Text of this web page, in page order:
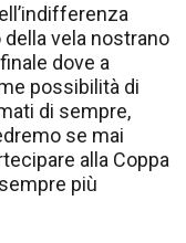
della vela nostrano
dove a
possibilità di
di sempre,
se mai
alla Coppa
più